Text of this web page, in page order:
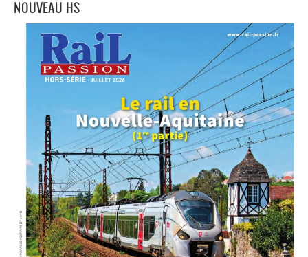
NOUVEAU HS